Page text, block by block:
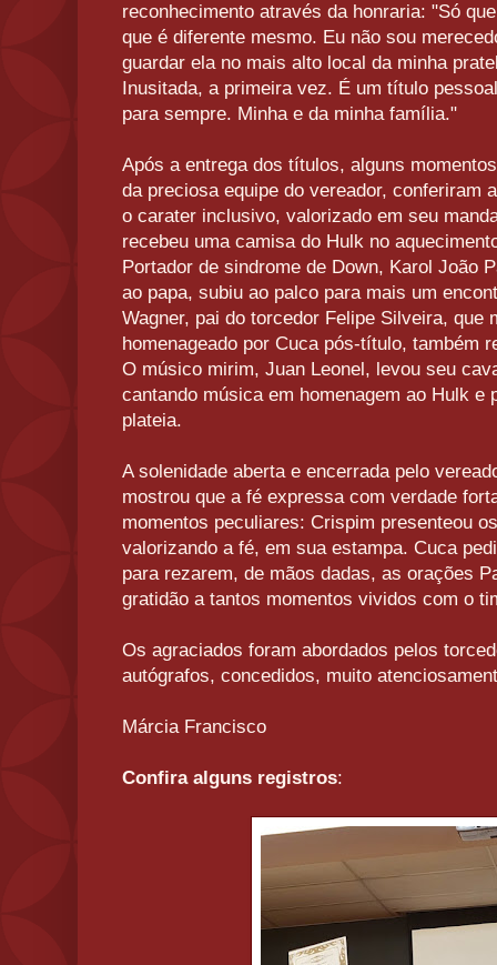
reconhecimento através da honraria: "Só
que é diferente mesmo. Eu não sou
guardar ela no mais alto local da minha
Inusitada, a primeira vez. É um título
para sempre. Minha e da minha família."
Após a entrega dos títulos, alguns
da preciosa equipe do vereador, conferiram
o carater inclusivo, valorizado em seu
recebeu uma camisa do Hulk no
Portador de sindrome de Down, Karol João
ao papa, subiu ao palco para mais um
Wagner, pai do torcedor Felipe Silveira, que
homenageado por Cuca pós-título, também
O músico mirim, Juan Leonel, levou seu
cantando música em homenagem ao Hulk e
plateia.
A solenidade aberta e encerrada pelo
mostrou que a fé expressa com verdade
momentos peculiares: Crispim presenteou
valorizando a fé, em sua estampa. Cuca
para rezarem, de mãos dadas, as orações
gratidão a tantos momentos vividos com o
Os agraciados foram abordados pelos
autógrafos, concedidos, muito
Márcia Francisco
Confira alguns registros: